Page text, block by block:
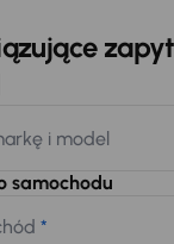
i model
samochodu
*